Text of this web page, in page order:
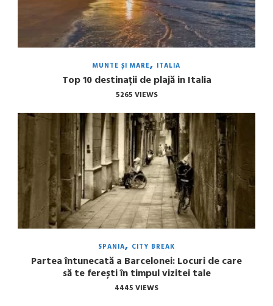
MUNTE ȘI MARE ITALIA
Top 10 destinații de plajă in Italia
5265 VIEWS
SPANIA CITY BREAK
Partea întunecată a Barcelonei: Locuri de care
să te ferești în timpul vizitei tale
4445 VIEWS